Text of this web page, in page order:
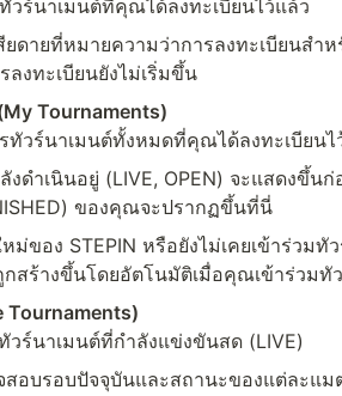
ทัวร์นาเมนต์ที่คุณได้ลงทะเบียนไว้แล้ว
ยดายที่หมายความว่าการลงทะเบียนสำ
ลงทะเบียนยังไม่เริ่มขึ้น
Tournaments)
ทัวร์นาเมนต์ทั้งหมดที่คุณได้ลงทะเบียนไ
งดำเนินอยู่ (LIVE, OPEN) จะแสดงขึ้
ของคุณจะปรากฏขึ้นที่นี่
ม่ของ STEPIN หรือยังไม่เคยเข้าร่วม
กสร้างขึ้นโดยอัตโนมัติเมื่อคุณเข้าร่วม
Tournaments)
วร์นาเมนต์ที่กำลังแข่งขันสด (LIVE)
อบรอบปัจจุบันและสถานะของแต่ละแ